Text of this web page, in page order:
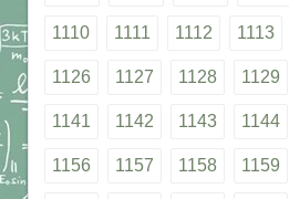
1110 1111 1112 1113
1126 1127 1128 1129
1141 1142 1143 1144
1156 1157 1158 1159